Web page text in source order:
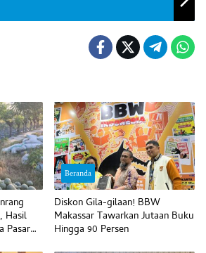
Hasil
Pasar
Beranda
Diskon Gila-gilaan! BBW
Makassar Tawarkan Jutaan Buku
Hingga 90 Persen